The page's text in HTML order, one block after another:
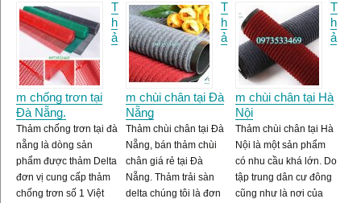
T
h
ả
m chống trơn tại
Đà Nẵng.
Thảm chống trơn tại đà
nẵng là dòng sản
phẩm được thảm Delta
đơn vị cung cấp thảm
chống trơn số 1 Việt
T
h
ả
m chùi chân tại Đà
Nẵng
Thảm chùi chân tại Đà
Nẵng, bán thảm chùi
chân giá rẻ tại Đà
Nẵng. Thảm trải sàn
delta chúng tôi là đơn
T
h
ả
m chùi chân tại Hà
Nội
Thảm chùi chân tại Hà
Nội là một sản phẩm
có nhu cầu khá lớn. Do
tập trung dân cư đông
cũng như là nơi của